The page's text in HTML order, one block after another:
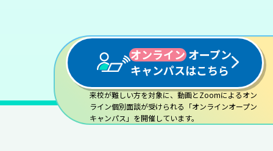
オンライン オープン
キャンパスはこちら
来校が難しい方を対象に、動画とZoomによるオン
ライン個別面談が受けられる「オンラインオープン
キャンパス」を開催しています。